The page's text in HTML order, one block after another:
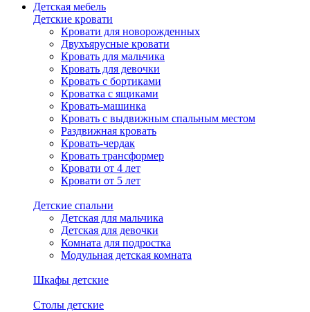
Детская мебель
Детские кровати
Кровати для новорожденных
Двухъярусные кровати
Кровать для мальчика
Кровать для девочки
Кровать с бортиками
Кроватка с ящиками
Кровать-машинка
Кровать с выдвижным спальным местом
Раздвижная кровать
Кровать-чердак
Кровать трансформер
Кровати от 4 лет
Кровати от 5 лет
Детские спальни
Детская для мальчика
Детская для девочки
Комната для подростка
Модульная детская комната
Шкафы детские
Столы детские